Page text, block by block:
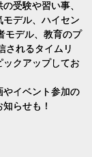
受験や習い事、
モデル、ハイセン
モデル、教育のプ
されるタイムリ
ックアップしてお
やイベント参加の
らせも！